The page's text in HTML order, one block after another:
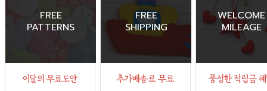
FREE
PATTERNS
FREE
SHIPPING
WELCOME
MILEAGE